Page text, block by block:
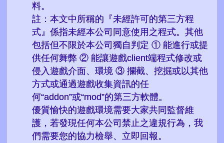
LOADING...
料。
註：本文中所稱的『未經許可的第三方程
式』係指未經本公司同意使用之程式。其他
包括但不限於本公司獨自判定 ① 能進行或提
供任何舞弊 ② 能讓遊戲client端程式修改或
侵入遊戲介面、環境 ③ 攔截、挖掘或以其他
方式或通過遊戲收集資訊的任
何“addon”或“mod”的第三方軟體。
優質愉快的遊戲環境需要大家共同監督維
護，若發現任何本公司禁止之違規行為，我
們需要您的協力檢舉、立即回報。